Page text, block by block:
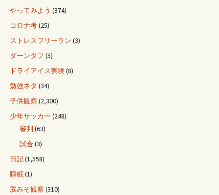
やってみよう (374)
コロナ考(25)
ストレスフリーラン (3)
ダーンタフ (5)
ドライアイス実験(8)
勉強ネタ (34)
子供観察 (2,300)
少年サッカー (248)
審判 (63)
試合 (3)
日記(1,558)
睡眠(1)
脳みそ観察 (310)